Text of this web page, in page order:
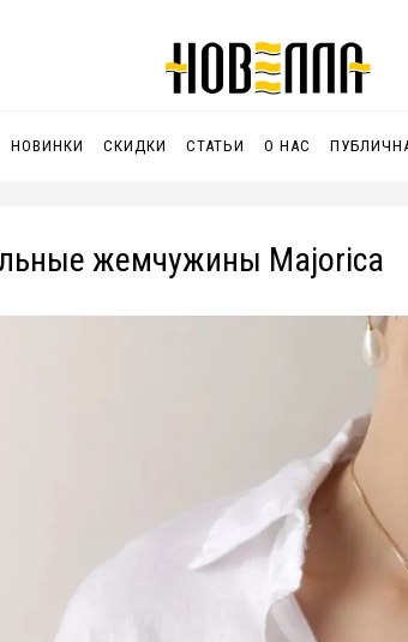
НОВИНКИ СКИДКИ СТАТЬИ О НАС
жемчужины Majorica